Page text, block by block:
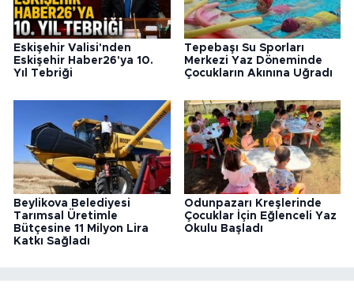
Eskişehir Valisi'nden
Eskişehir Haber26'ya 10.
Yıl Tebriği
Tepebaşı Su Sporları
Merkezi Yaz Döneminde
Çocukların Akınına Uğradı
Beylikova Belediyesi
Tarımsal Üretimle
Bütçesine 11 Milyon Lira
Katkı Sağladı
Odunpazarı Kreşlerinde
Çocuklar İçin Eğlenceli Yaz
Okulu Başladı